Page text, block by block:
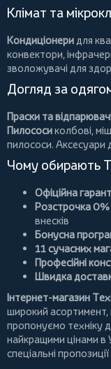
Клімат та
Кондиціонеридля
конвектори,
зволожувачі для
Догляд за
Праски та
Пилососиколбові,
пилососи. Аксесуари
Чому обирають
Офіційна
Розстрочка 0%
внесків
Бонусна
11 сучасних
Професійні
Швидка
Інтернет-магазин
широкий асортимент,
пропонуємо техніку
найкращими цінами в
спеціальні